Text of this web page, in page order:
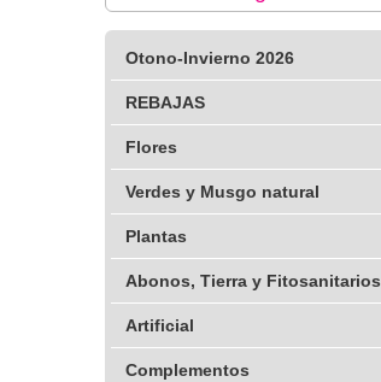
Otono-Invierno 2026
REBAJAS
Flores
Verdes y Musgo natural
Plantas
Abonos, Tierra y Fitosanitarios
Artificial
Complementos